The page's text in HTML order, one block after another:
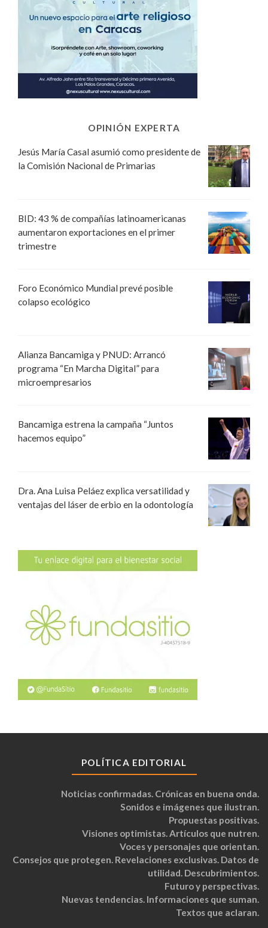
OPINIÓN EXPERTA
Jesús María Casal asumió como presidente de
la Comisión Nacional de Primarias
BID: 43 % de compañías latinoamericanas
aumentaron exportaciones en el primer
trimestre
Foro Económico Mundial prevé posible
colapso ecológico
Alianza Bancamiga y PNUD: Arrancó
programa “En Marcha Digital” para
microempresarios
Bancamiga estrena la campaña “Juntos
hacemos equipo”
Dra. Ana Luisa Peláez explica versatilidad y
ventajas del láser de erbio en la odontología
POLÍTICA EDITORIAL
Noticias confirmadas. Crónicas en buena onda.
Sonidos e imágenes que ilustran.
Propuestas positivas.
Visiones optimistas. Artículos que nutren.
Voces y personajes que orientan.
Consejos que protegen. Revelaciones exclusivas. Datos de
utilidad. Descubrimientos.
Futuro y perspectivas.
Nuevas tendencias. Informaciones que suman.
Textos que aclaran.